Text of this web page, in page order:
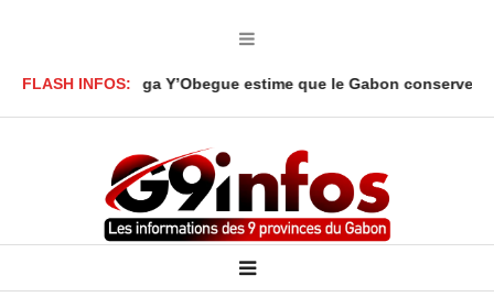
FLASH INFOS:
Akbar Onanga Y’Obegue estime que le Gabon conserve des